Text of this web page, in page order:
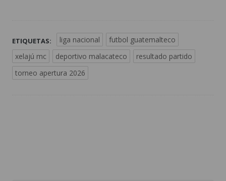
ETIQUETAS: liga nacional
futbol guatemalteco
xelajú mc
deportivo malacateco
resultado partido
torneo apertura 2026